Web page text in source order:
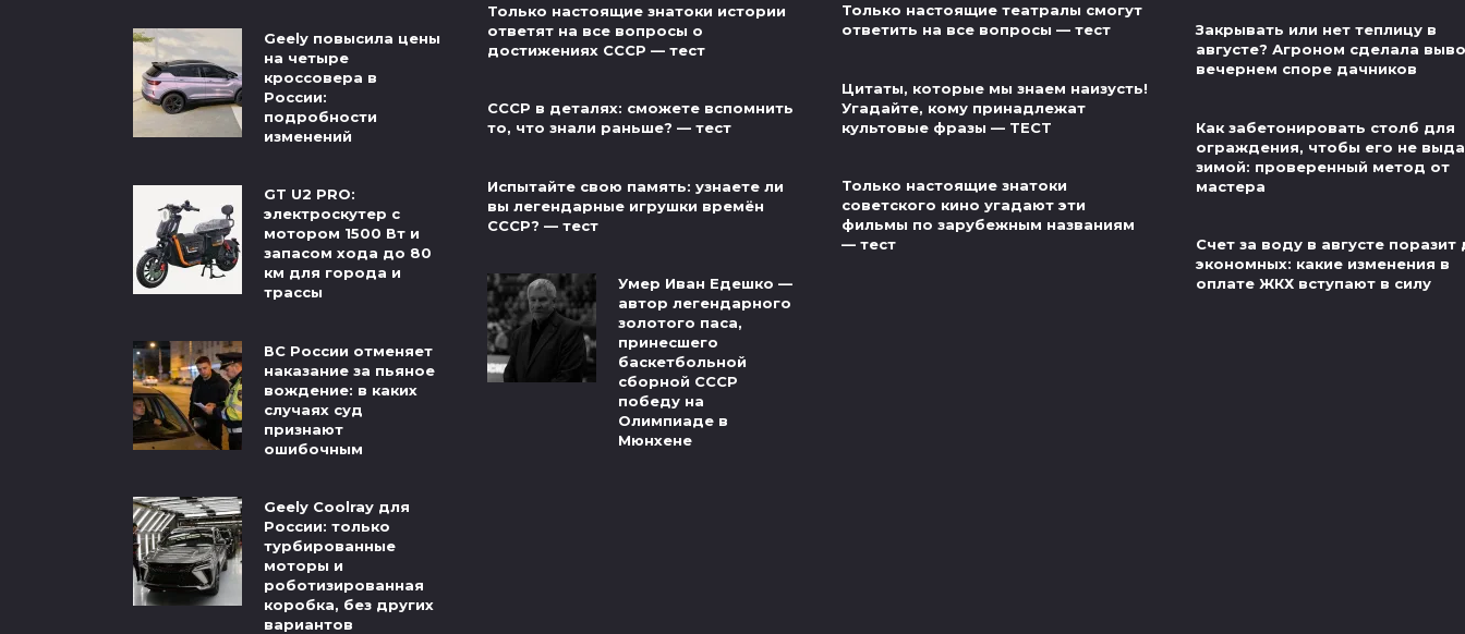
Geely повысила цены
на четыре
кроссовера в
России:
подробности
изменений
GT U2 PRO:
электроскутер с
мотором 1500 Вт и
запасом хода до 80
км для города и
трассы
ВС России отменяет
наказание за пьяное
вождение: в каких
случаях суд
признают
ошибочным
Geely Coolray для
России: только
турбированные
моторы и
роботизированная
коробка, без других
вариантов
Только настоящие знатоки истории
ответят на все вопросы о
достижениях СССР — тест
СССР в деталях: сможете вспомнить
то, что знали раньше? — тест
Испытайте свою память: узнаете ли
вы легендарные игрушки времён
СССР? — тест
Умер Иван Едешко —
автор легендарного
золотого паса,
принесшего
баскетбольной
сборной СССР
победу на
Олимпиаде в
Мюнхене
Только настоящие театралы смогут
ответить на все вопросы — тест
Цитаты, которые мы знаем наизусть!
Угадайте, кому принадлежат
культовые фразы — ТЕСТ
Только настоящие знатоки
советского кино угадают эти
фильмы по зарубежным названиям
— тест
Закрывать или нет теплицу в
августе? Агроном сделала
вечернем споре дачников
Как забетонировать столб для
ограждения, чтобы его не
зимой: проверенный метод от
мастера
Счет за воду в августе
экономных: какие изменения в
оплате ЖКХ вступают в силу